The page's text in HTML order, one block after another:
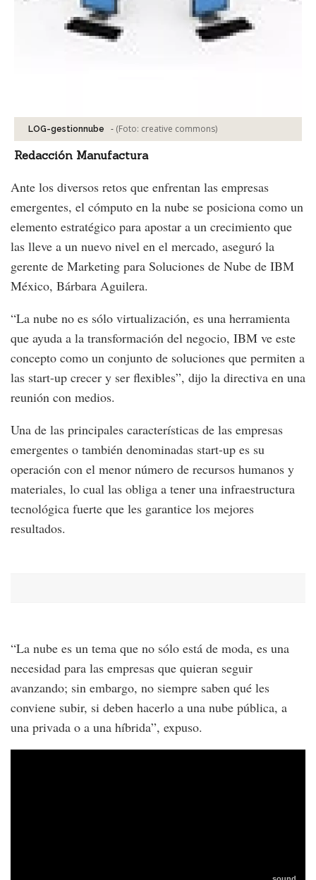
LOG-gestionnube - (Foto: creative commons)
Redacción Manufactura
Ante los diversos retos que enfrentan las empresas
emergentes, el cómputo en la nube se posiciona como un
elemento estratégico para apostar a un crecimiento que
las lleve a un nuevo nivel en el mercado, aseguró la
gerente de Marketing para Soluciones de Nube de IBM
México, Bárbara Aguilera.
“La nube no es sólo virtualización, es una herramienta
que ayuda a la transformación del negocio, IBM ve este
concepto como un conjunto de soluciones que permiten a
las start-up crecer y ser flexibles”, dijo la directiva en una
reunión con medios.
Una de las principales características de las empresas
emergentes o también denominadas start-up es su
operación con el menor número de recursos humanos y
materiales, lo cual las obliga a tener una infraestructura
tecnológica fuerte que les garantice los mejores
resultados.
“La nube es un tema que no sólo está de moda, es una
necesidad para las empresas que quieran seguir
avanzando; sin embargo, no siempre saben qué les
conviene subir, si deben hacerlo a una nube pública, a
una privada o a una híbrida”, expuso.